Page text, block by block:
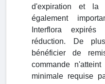
d'expiration et la
également
Interflora expirés
réduction. De
bénéficier de
commande
minimale requise